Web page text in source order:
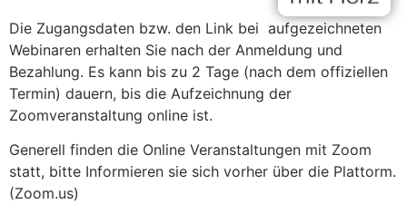
Die Zugangsdaten bzw. den Link bei aufgezeichneten
Webinaren erhalten Sie nach der Anmeldung und
Bezahlung. Es kann bis zu 2 Tage (nach dem offiziellen
Termin) dauern, bis die Aufzeichnung der
Zoomveranstaltung online ist.
Generell finden die Online Veranstaltungen mit Zoom
statt, bitte Informieren sie sich vorher über die Plattorm.
(Zoom.us)